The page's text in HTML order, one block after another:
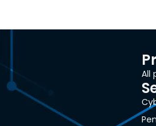
All